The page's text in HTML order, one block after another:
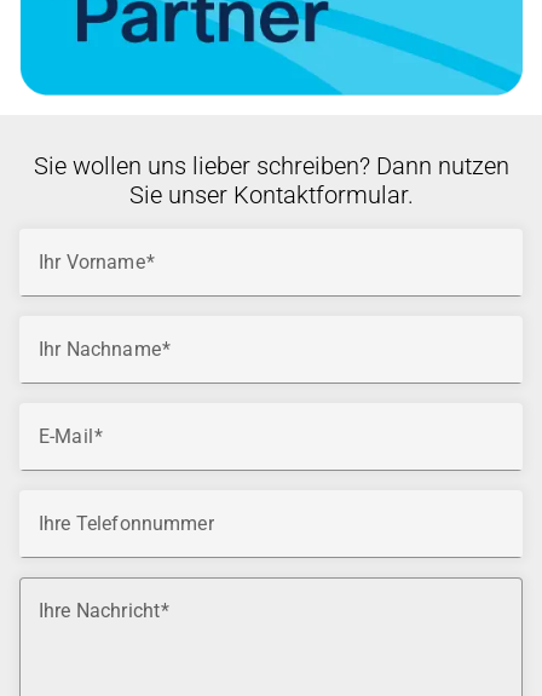
Sie wollen uns lieber schreiben? Dann nutzen
Sie unser Kontaktformular.
Ihr Vorname
Ihr Nachname
E-Mail
Ihre Telefonnummer
Ihre Nachricht